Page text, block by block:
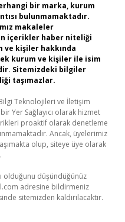
bir marka, kurum
bulunmamaktadır.
makaleler
içerikler haber niteliği
ve kişiler hakkında
kurum ve kişiler ile isim
Sitemizdeki bilgiler
taşımazlar.
Teknolojileri ve İletişim
Yer Sağlayıcı olarak hizmet
proaktif olarak denetleme
Ancak, üyelerimiz
olup, siteye üye olarak
olduğunu düşündüğünüz
adresine bildirmeniz
sitemizden kaldırılacaktır.